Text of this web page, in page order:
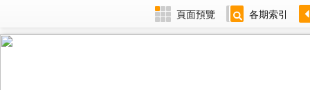
頁面預覽 各期索引